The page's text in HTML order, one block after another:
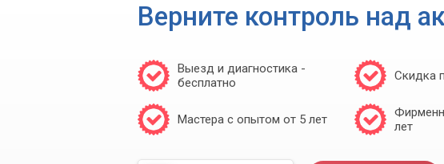
Верните контроль над
Выезд и диагностика -
бесплатно
Скидка
Мастера с опытом от 5 лет
лет